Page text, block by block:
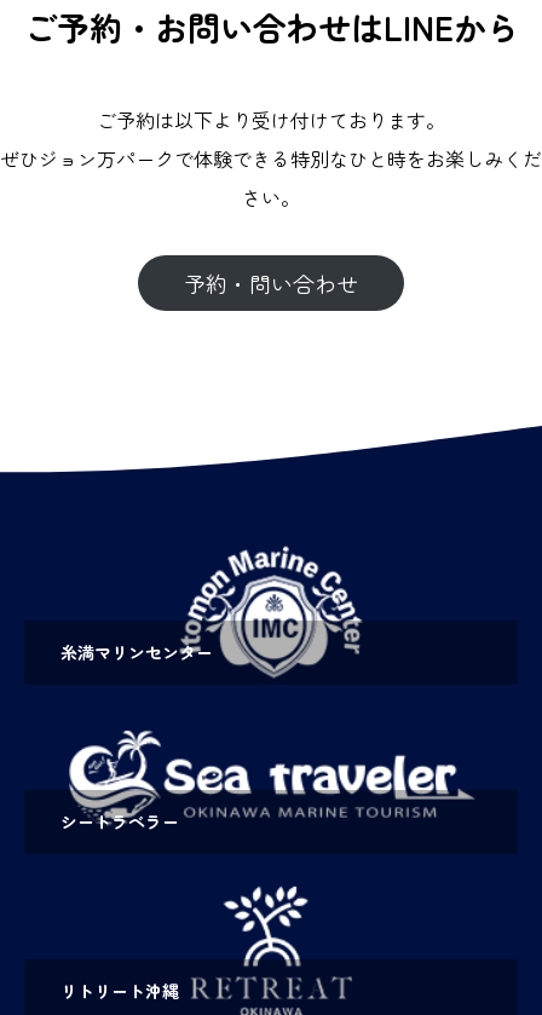
ご予約・お問い合わせはLINEから
ご予約は以下より受け付けております。
ぜひジョン万パークで体験できる特別なひと時をお楽しみくだ
さい。
予約・問い合わせ
糸満マリンセンター
シートラベラー
リトリート沖縄